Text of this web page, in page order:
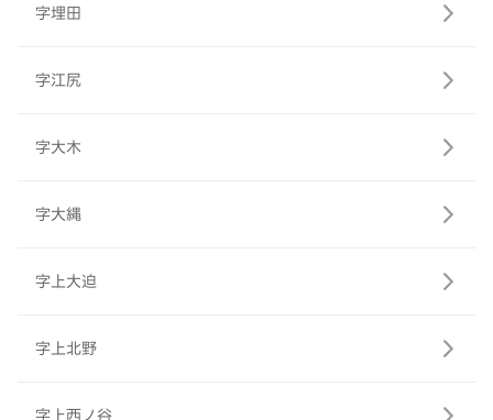
字埋田
字江尻
字大木
字大縄
字上大迫
字上北野